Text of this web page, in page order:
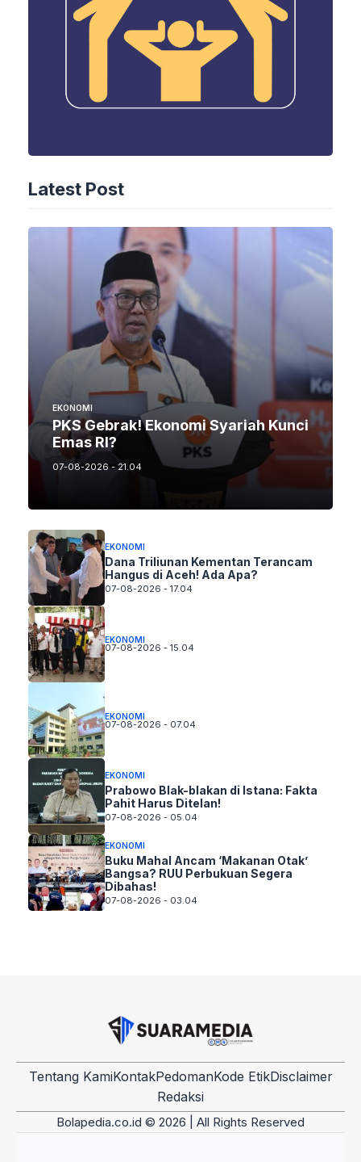
Latest Post
EKONOMI
PKS Gebrak! Ekonomi Syariah Kunci
Emas RI?
07-08-2026 - 21.04
EKONOMI
Dana Triliunan Kementan Terancam
Hangus di Aceh! Ada Apa?
07-08-2026 - 17.04
EKONOMI
07-08-2026 - 15.04
EKONOMI
07-08-2026 - 07.04
EKONOMI
Prabowo Blak-blakan di Istana: Fakta
Pahit Harus Ditelan!
07-08-2026 - 05.04
EKONOMI
Buku Mahal Ancam ‘Makanan Otak’
Bangsa? RUU Perbukuan Segera
Dibahas!
07-08-2026 - 03.04
Tentang KamiKontakPedomanKode EtikDisclaimer
Redaksi
Bolapedia.co.id © 2026 | All Rights Reserved